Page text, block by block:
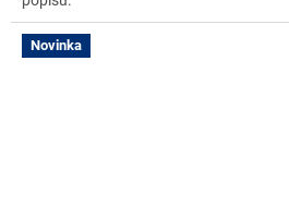
Novinka